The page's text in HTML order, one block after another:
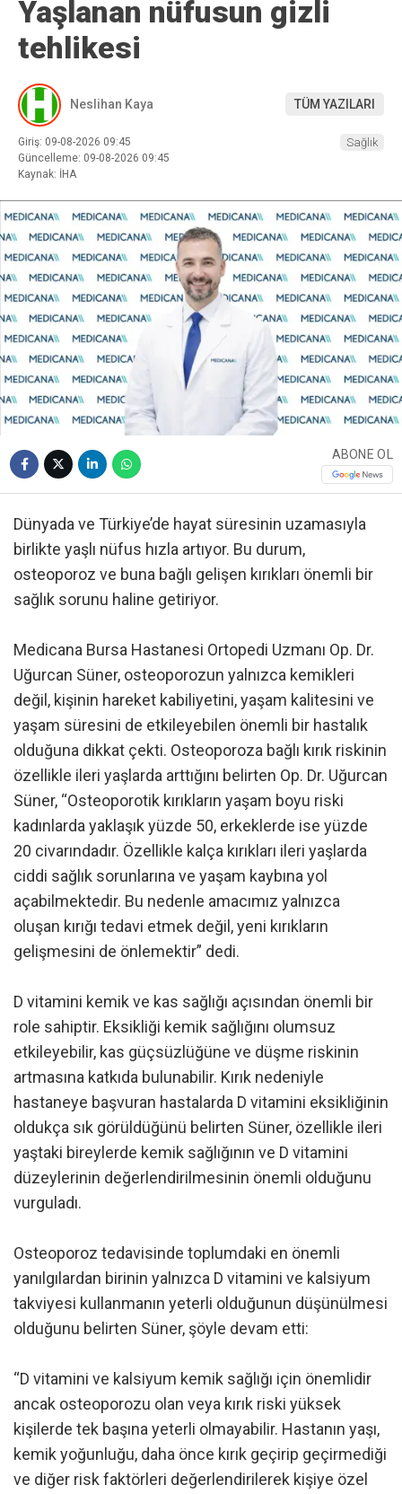
Yaşlanan nüfusun gizli
tehlikesi
Neslihan Kaya TÜM YAZILARI
Giriş: 09-08-2026 09:45
Güncelleme: 09-08-2026 09:45
Kaynak: İHA
Sağlık
ABONE OL
Dünyada ve Türkiye’de hayat süresinin uzamasıyla
birlikte yaşlı nüfus hızla artıyor. Bu durum,
osteoporoz ve buna bağlı gelişen kırıkları önemli bir
sağlık sorunu haline getiriyor.
Medicana Bursa Hastanesi Ortopedi Uzmanı Op. Dr.
Uğurcan Süner, osteoporozun yalnızca kemikleri
değil, kişinin hareket kabiliyetini, yaşam kalitesini ve
yaşam süresini de etkileyebilen önemli bir hastalık
olduğuna dikkat çekti. Osteoporoza bağlı kırık riskinin
özellikle ileri yaşlarda arttığını belirten Op. Dr. Uğurcan
Süner, “Osteoporotik kırıkların yaşam boyu riski
kadınlarda yaklaşık yüzde 50, erkeklerde ise yüzde
20 civarındadır. Özellikle kalça kırıkları ileri yaşlarda
ciddi sağlık sorunlarına ve yaşam kaybına yol
açabilmektedir. Bu nedenle amacımız yalnızca
oluşan kırığı tedavi etmek değil, yeni kırıkların
gelişmesini de önlemektir” dedi.
D vitamini kemik ve kas sağlığı açısından önemli bir
role sahiptir. Eksikliği kemik sağlığını olumsuz
etkileyebilir, kas güçsüzlüğüne ve düşme riskinin
artmasına katkıda bulunabilir. Kırık nedeniyle
hastaneye başvuran hastalarda D vitamini eksikliğinin
oldukça sık görüldüğünü belirten Süner, özellikle ileri
yaştaki bireylerde kemik sağlığının ve D vitamini
düzeylerinin değerlendirilmesinin önemli olduğunu
vurguladı.
Osteoporoz tedavisinde toplumdaki en önemli
yanılgılardan birinin yalnızca D vitamini ve kalsiyum
takviyesi kullanmanın yeterli olduğunun düşünülmesi
olduğunu belirten Süner, şöyle devam etti:
“D vitamini ve kalsiyum kemik sağlığı için önemlidir
ancak osteoporozu olan veya kırık riski yüksek
kişilerde tek başına yeterli olmayabilir. Hastanın yaşı,
kemik yoğunluğu, daha önce kırık geçirip geçirmediği
ve diğer risk faktörleri değerlendirilerek kişiye özel